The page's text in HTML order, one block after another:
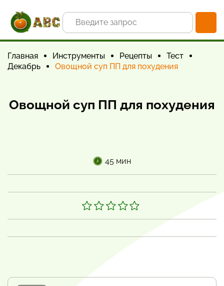
Главная Инструменты Рецепты
Тест
Декабрь
Овощной суп ПП для похудения
Овощной суп ПП для похудения
45 мин